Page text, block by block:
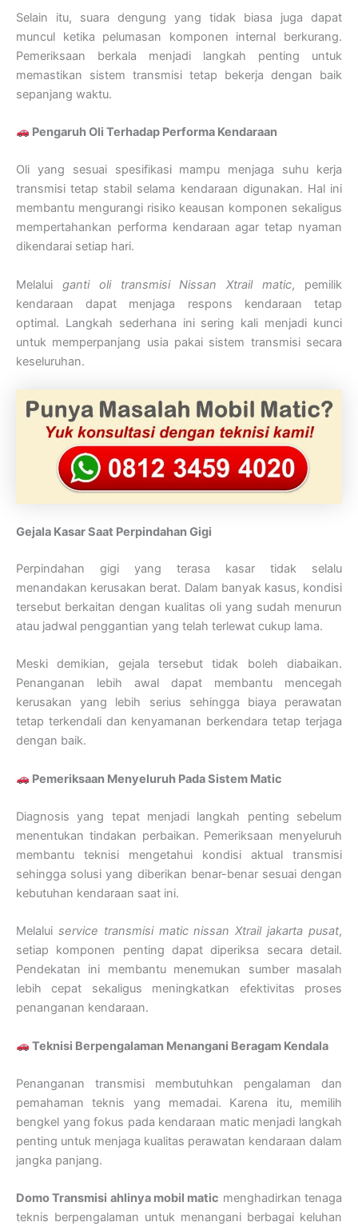
Selain itu, suara dengung yang tidak biasa juga dapat
muncul ketika pelumasan komponen internal berkurang.
Pemeriksaan berkala menjadi langkah penting untuk
memastikan sistem transmisi tetap bekerja dengan baik
sepanjang waktu.
Pengaruh Oli Terhadap Performa Kendaraan
Oli yang sesuai spesifikasi mampu menjaga suhu kerja
transmisi tetap stabil selama kendaraan digunakan. Hal ini
membantu mengurangi risiko keausan komponen sekaligus
mempertahankan performa kendaraan agar tetap nyaman
dikendarai setiap hari.
Melalui ganti oli transmisi Nissan Xtrail matic, pemilik
kendaraan dapat menjaga respons kendaraan tetap
optimal. Langkah sederhana ini sering kali menjadi kunci
untuk memperpanjang usia pakai sistem transmisi secara
keseluruhan.
Gejala Kasar Saat Perpindahan Gigi
Perpindahan gigi yang terasa kasar tidak selalu
menandakan kerusakan berat. Dalam banyak kasus, kondisi
tersebut berkaitan dengan kualitas oli yang sudah menurun
atau jadwal penggantian yang telah terlewat cukup lama.
Meski demikian, gejala tersebut tidak boleh diabaikan.
Penanganan lebih awal dapat membantu mencegah
kerusakan yang lebih serius sehingga biaya perawatan
tetap terkendali dan kenyamanan berkendara tetap terjaga
dengan baik.
Pemeriksaan Menyeluruh Pada Sistem Matic
Diagnosis yang tepat menjadi langkah penting sebelum
menentukan tindakan perbaikan. Pemeriksaan menyeluruh
membantu teknisi mengetahui kondisi aktual transmisi
sehingga solusi yang diberikan benar-benar sesuai dengan
kebutuhan kendaraan saat ini.
Melalui service transmisi matic nissan Xtrail jakarta pusat,
setiap komponen penting dapat diperiksa secara detail.
Pendekatan ini membantu menemukan sumber masalah
lebih cepat sekaligus meningkatkan efektivitas proses
penanganan kendaraan.
Teknisi Berpengalaman Menangani Beragam Kendala
Penanganan transmisi membutuhkan pengalaman dan
pemahaman teknis yang memadai. Karena itu, memilih
bengkel yang fokus pada kendaraan matic menjadi langkah
penting untuk menjaga kualitas perawatan kendaraan dalam
jangka panjang.
Domo Transmisi ahlinya mobil matic menghadirkan tenaga
teknis berpengalaman untuk menangani berbagai keluhan